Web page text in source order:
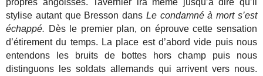
stylise autant que Bresson dans Le condamné à mort s’est
échappé. Dès le premier plan, on éprouve cette sensation
d’étirement du temps. La place est d’abord vide puis nous
entendons les bruits de bottes hors champ puis nous
distinguons les soldats allemands qui arrivent vers nous.